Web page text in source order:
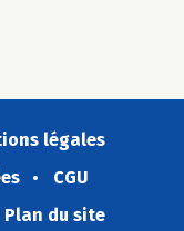
légales
CGU
Plan du site